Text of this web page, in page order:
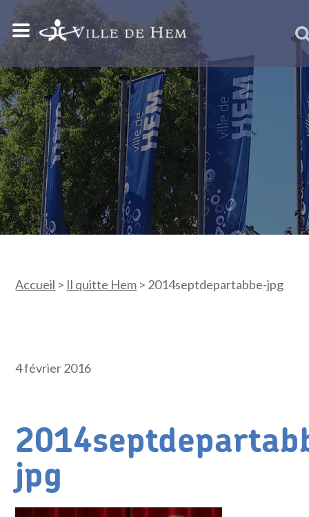
Accueil > Il quitte Hem > 2014septdepartabbe-jpg
4 février 2016
jpg